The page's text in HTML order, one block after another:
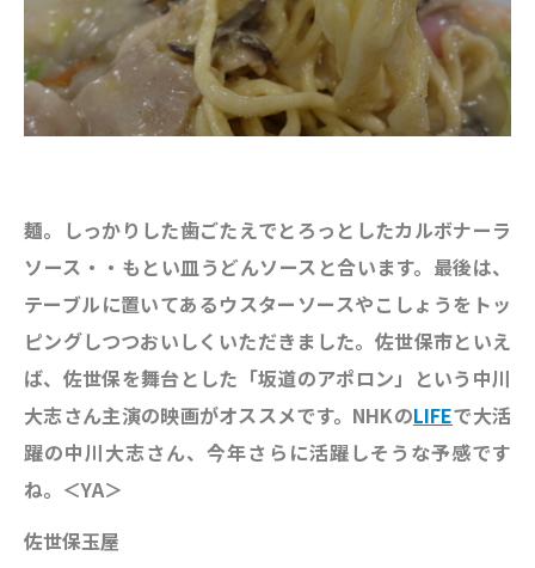
麺。しっかりした歯ごたえでとろっとしたカルボナーラ
ソース・・もとい皿うどんソースと合います。最後は、
テーブルに置いてあるウスターソースやこしょうをトッ
ピングしつつおいしくいただきました。佐世保市といえ
ば、佐世保を舞台とした「坂道のアポロン」という中川
大志さん主演の映画がオススメです。NHKのLIFEで大活
躍の中川大志さん、今年さらに活躍しそうな予感です
ね。＜YA＞
佐世保玉屋